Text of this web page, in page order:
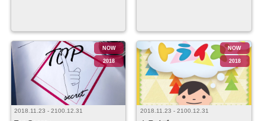
2018.11.23 - 2100.12.31
NOW
2018
2018.11.23 - 2100.12.31
NOW
2018